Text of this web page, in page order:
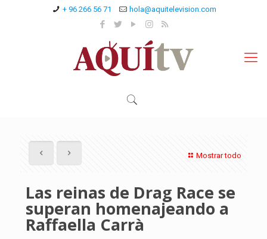
+ 96 266 56 71 hola@aquitelevision.com
Mostrar todo
Las reinas de Drag Race se
superan homenajeando a
Raffaella Carrà